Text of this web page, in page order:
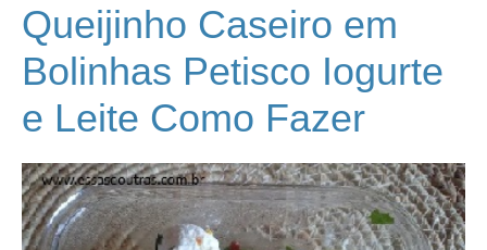
Queijinho Caseiro em
Bolinhas Petisco Iogurte
e Leite Como Fazer